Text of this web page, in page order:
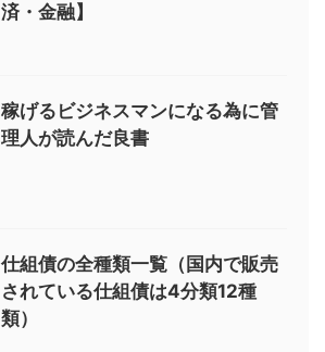
済・金融】
稼げるビジネスマンになる為に管
理人が読んだ良書
仕組債の全種類一覧（国内で販売
されている仕組債は4分類12種
類）